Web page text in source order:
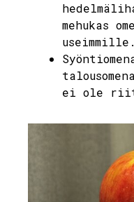
mehukas
useimmille.
ei ole